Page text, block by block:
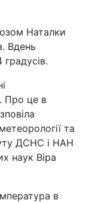
Наталки
Вдень
Про це в
та
ДСНС і НАН
наук Віра
в